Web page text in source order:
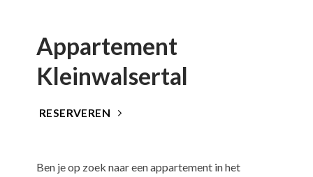
Appartement
Kleinwalsertal
RESERVEREN
Ben je op zoek naar een appartement in het